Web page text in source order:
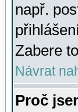
např.
Zabere
Návrat
Proč